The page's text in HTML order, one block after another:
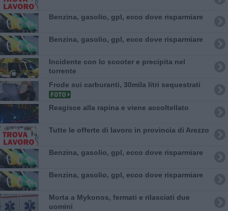
​Benzina, gasolio, gpl, ecco dove risparmiare
​Benzina, gasolio, gpl, ecco dove risparmiare
Incidente con lo scooter e precipita nel
torrente
Frode sui carburanti, 30mila litri sequestrati
Reagisce alla rapina e viene accoltellato
​Tutte le offerte di lavoro in provincia di Arezzo
​Benzina, gasolio, gpl, ecco dove risparmiare
​Benzina, gasolio, gpl, ecco dove risparmiare
Morta a Mykonos, fermati e rilasciati due
uomini